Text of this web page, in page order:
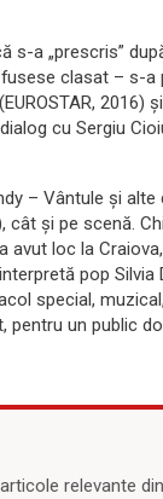
s-a „prescris”
clasat – s-
2016)
cu Sergiu
– Vântule și alte
cât și pe scenă.
avut loc la
pop Silvia
special,
pentru un public
relevante